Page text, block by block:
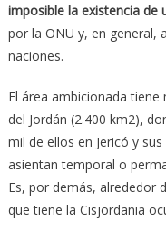
imposible la existencia de
por la ONU y, en general,
naciones.
El área ambicionada
del Jordán (2.400 km2),
mil de ellos en Jericó y
asientan temporal o
Es, por demás, alrededor
que tiene la Cisjordania